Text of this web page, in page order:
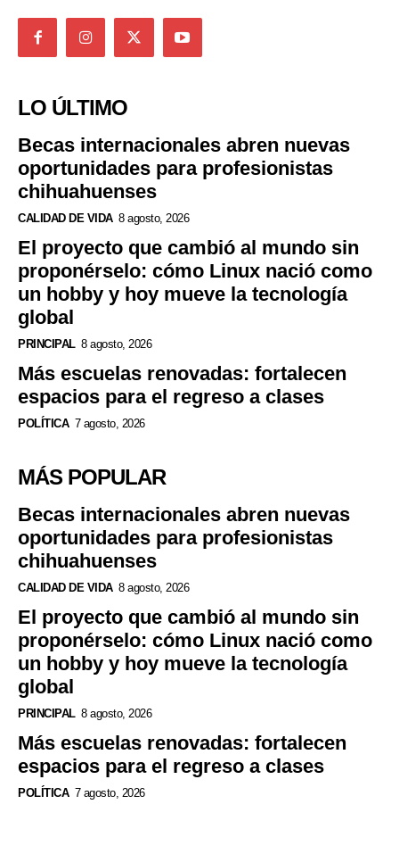
LO ÚLTIMO
Becas internacionales abren nuevas
oportunidades para profesionistas
chihuahuenses
CALIDAD DE VIDA 8 agosto, 2026
El proyecto que cambió al mundo sin
proponérselo: cómo Linux nació como
un hobby y hoy mueve la tecnología
global
PRINCIPAL 8 agosto, 2026
Más escuelas renovadas: fortalecen
espacios para el regreso a clases
POLÍTICA 7 agosto, 2026
MÁS POPULAR
Becas internacionales abren nuevas
oportunidades para profesionistas
chihuahuenses
CALIDAD DE VIDA 8 agosto, 2026
El proyecto que cambió al mundo sin
proponérselo: cómo Linux nació como
un hobby y hoy mueve la tecnología
global
PRINCIPAL 8 agosto, 2026
Más escuelas renovadas: fortalecen
espacios para el regreso a clases
POLÍTICA 7 agosto, 2026